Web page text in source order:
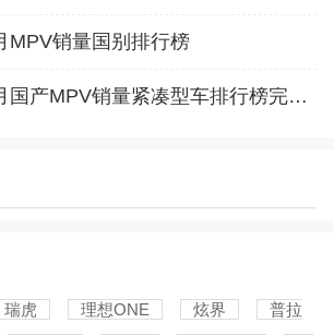
MPV销量国别排行榜
2021年8月国产MPV销量紧凑型车排行榜完整版名单
瑞虎 理想ONE 炫界
普拉